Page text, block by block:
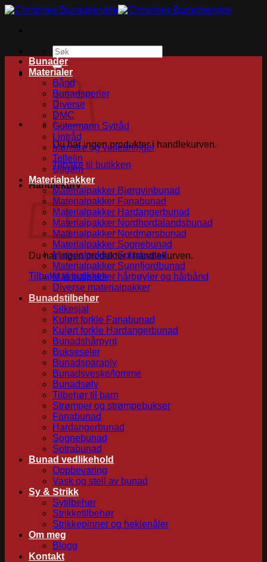
Skip
Søk
etter:
Du har ingen produkter i handlekurven.
Tilbake til butikken
Handlekurv
Du har ingen produkter i handlekurven.
Tilbake til butikken
Bunader
Materialer
Bånd
Bunadsperler
Diverse
DMC
Gütermann Sytråd
Lintråd
Mønstre og veiledninger
Tellelin
Ullgarn
Materialpakker
Materialpakker Bjørgvinbunad
Materialpakker Fanabunad
Materialpakker Hardangerbunad
Materialpakker Nordhordalandsbunad
Materialpakker Nordmørsbunad
Materialpakker Sognebunad
Materialpakker Sotrabunad
Materialpakker Sunnfjordbunad
Materialpakker hårbøyler og hårbånd
Diverse materialpakker
Bunadstilbehør
Silkesjal
Kulørt forkle Fanabunad
Kulørt forkle Hardangerbunad
Bunadshårpynt
Bukseseler
Bunadsparaply
Bunadsveske/lomme
Bunadsølv
Tilbehør til barn
Strømper og strømpebukser
Fanabunad
Hardangerbunad
Sognebunad
Sotrabunad
Bunad vedlikehold
Oppbevaring
Vask og stell av bunad
Sy & Strikk
Sytilbehør
Strikketilbehør
Strikkepinner og heklenåler
Om meg
Blogg
Kontakt